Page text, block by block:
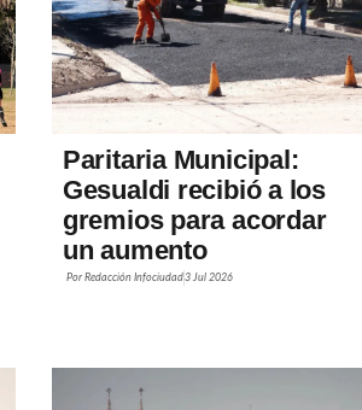
Paritaria Municipal:
Gesualdi recibió a los
gremios para acordar
un aumento
Por Redacción Infociudad3 Jul 2026